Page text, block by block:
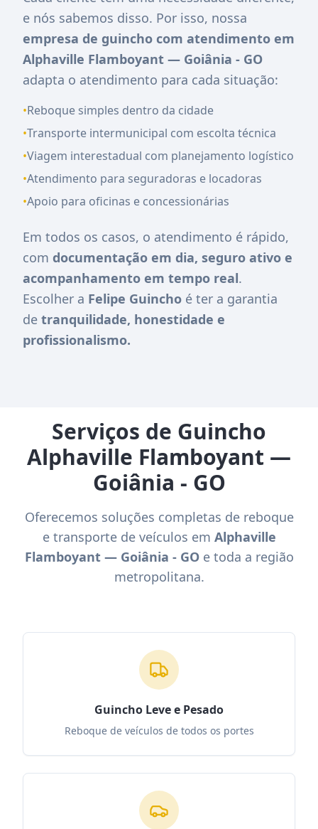
e nós sabemos disso. Por isso, nossa
empresa de guincho com atendimento em
Alphaville Flamboyant — Goiânia - GO
adapta o atendimento para cada situação:
•Reboque simples dentro da cidade
•Transporte intermunicipal com escolta técnica
•Viagem interestadual com planejamento logístico
•Atendimento para seguradoras e locadoras
•Apoio para oficinas e concessionárias
Em todos os casos, o atendimento é rápido,
com documentação em dia, seguro ativo e
acompanhamento em tempo real.
Escolher a Felipe Guincho é ter a garantia
de tranquilidade, honestidade e
profissionalismo.
Serviços de Guincho
Alphaville Flamboyant —
Goiânia - GO
Oferecemos soluções completas de reboque
e transporte de veículos em Alphaville
Flamboyant — Goiânia - GOe toda a região
metropolitana.
Guincho Leve e Pesado
Reboque de veículos de todos os portes